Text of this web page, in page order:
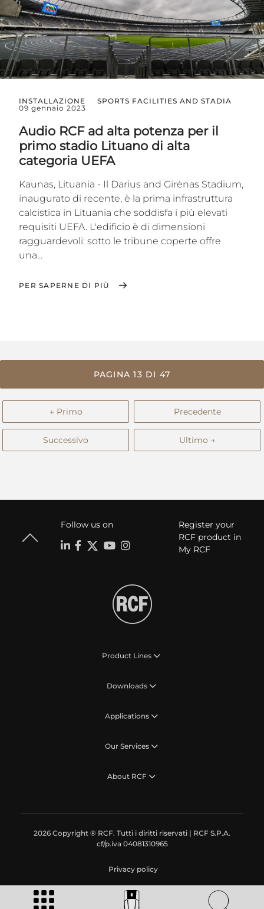
INSTALLAZIONE
SPORTS FACILITIES AND STADIA
09 gennaio 2023
Audio RCF ad alta potenza per il
primo stadio Lituano di alta
categoria UEFA
Kaunas, Lituania - Il Darius and Girėnas Stadium,
inaugurato di recente, è la prima infrastruttura
calcistica in Lituania che soddisfa i più elevati
requisiti UEFA. L'edificio è di dimensioni
ragguardevoli: sotto le tribune coperte offre
una...
PER SAPERNE DI PIÙ
PAGINA 13 DI 47
← Primo Precedente
Successivo Ultimo →
Follow us on
Register your
RCF product in
My RCF
Product Lines
Downloads
Applications
Our Services
About RCF
2026 Copyright ® RCF. Tutti i diritti riservati | RCF S.P.A.
cf/p.iva 04081310965
Privacy policy